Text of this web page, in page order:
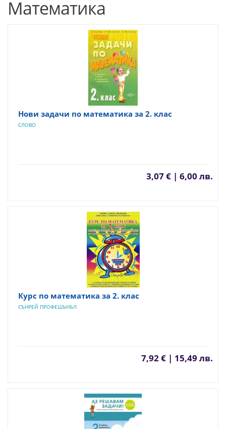
Математика
Нови задачи по математика за 2. клас
СЛОВО
3,07 € | 6,00 лв.
Курс по математика за 2. клас
СЪНРЕЙ ПРОФЕШЪНЪЛ
7,92 € | 15,49 лв.